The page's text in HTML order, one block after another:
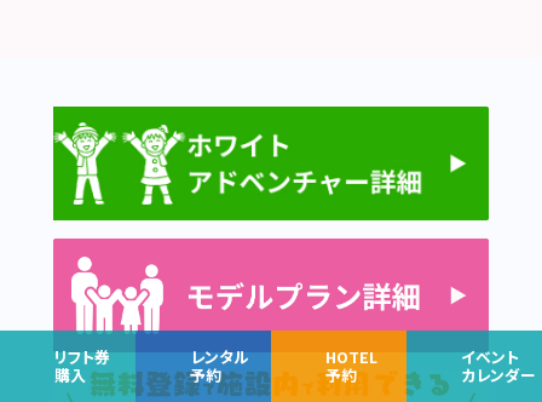
リフト券
購入
レンタル
予約
HOTEL
予約
イベント
カレンダー